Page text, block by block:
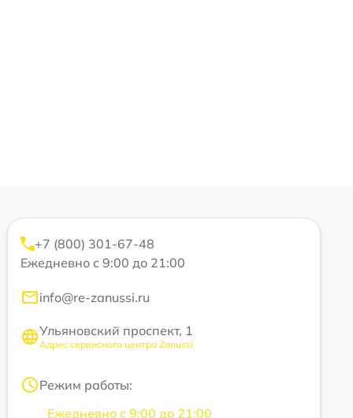
+7 (800) 301-67-48
Ежедневно с 9:00 до 21:00
info@re-zanussi.ru
Ульяновский проспект, 1
Адрес сервисного центра Zanussi
Режим работы:
Ежедневно с 9:00 до 21:00